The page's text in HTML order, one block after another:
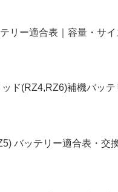
リー適合表｜容量・サ
ド(RZ4,RZ6)補機バッ
バッテリー適合表・交